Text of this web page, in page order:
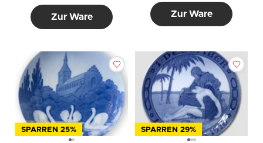
Zur Ware Zur Ware
SPARREN 25% SPARREN 29%